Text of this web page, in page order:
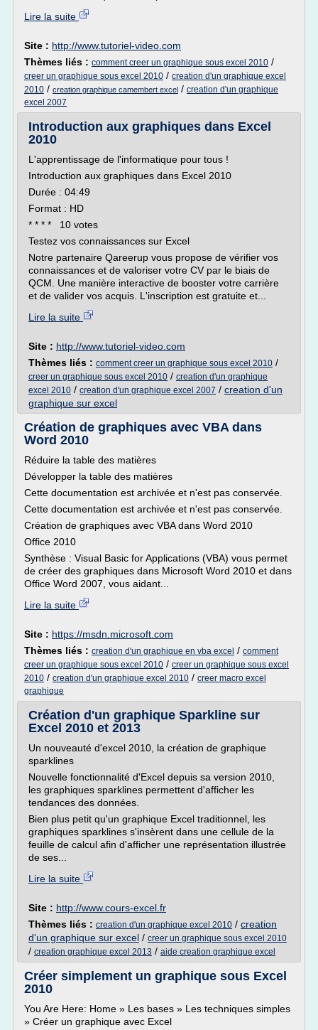
Lire la suite
Site : http://www.tutoriel-video.com
Thèmes liés : comment creer un graphique sous excel 2010 /
creer un graphique sous excel 2010 / creation d'un graphique excel
2010 / creation graphique camembert excel / creation d'un graphique
excel 2007
Introduction aux graphiques dans Excel
2010
L'apprentissage de l'informatique pour tous !
Introduction aux graphiques dans Excel 2010
Durée : 04:49
Format : HD
* * * * 10 votes
Testez vos connaissances sur Excel
Notre partenaire Qareerup vous propose de vérifier vos
connaissances et de valoriser votre CV par le biais de
QCM. Une manière interactive de booster votre carrière
et de valider vos acquis. L'inscription est gratuite et...
Lire la suite
Site : http://www.tutoriel-video.com
Thèmes liés : comment creer un graphique sous excel 2010 /
creer un graphique sous excel 2010 / creation d'un graphique
excel 2010 / creation d'un graphique excel 2007 / creation d'un
graphique sur excel
Création de graphiques avec VBA dans
Word 2010
Réduire la table des matières
Développer la table des matières
Cette documentation est archivée et n'est pas conservée.
Cette documentation est archivée et n'est pas conservée.
Création de graphiques avec VBA dans Word 2010
Office 2010
Synthèse : Visual Basic for Applications (VBA) vous permet
de créer des graphiques dans Microsoft Word 2010 et dans
Office Word 2007, vous aidant...
Lire la suite
Site : https://msdn.microsoft.com
Thèmes liés : creation d'un graphique en vba excel / comment
creer un graphique sous excel 2010 / creer un graphique sous excel
2010 / creation d'un graphique excel 2010 / creer macro excel
graphique
Création d'un graphique Sparkline sur
Excel 2010 et 2013
Un nouveauté d'excel 2010, la création de graphique
sparklines
Nouvelle fonctionnalité d'Excel depuis sa version 2010,
les graphiques sparklines permettent d'afficher les
tendances des données.
Bien plus petit qu'un graphique Excel traditionnel, les
graphiques sparklines s'insèrent dans une cellule de la
feuille de calcul afin d'afficher une représentation illustrée
de ses...
Lire la suite
Site : http://www.cours-excel.fr
Thèmes liés : creation d'un graphique excel 2010 / creation
d'un graphique sur excel / creer un graphique sous excel 2010
/ creation graphique excel 2013 / aide creation graphique excel
Créer simplement un graphique sous Excel
2010
You Are Here: Home » Les bases » Les techniques simples
» Créer un graphique avec Excel